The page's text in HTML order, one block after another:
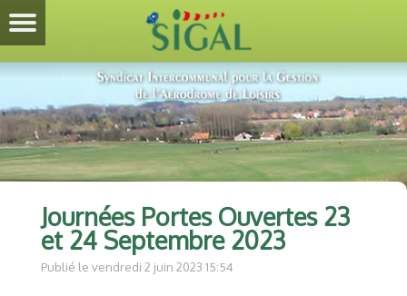
Journées Portes Ouvertes 23
et 24 Septembre 2023
Publié le vendredi 2 juin 2023 15:54